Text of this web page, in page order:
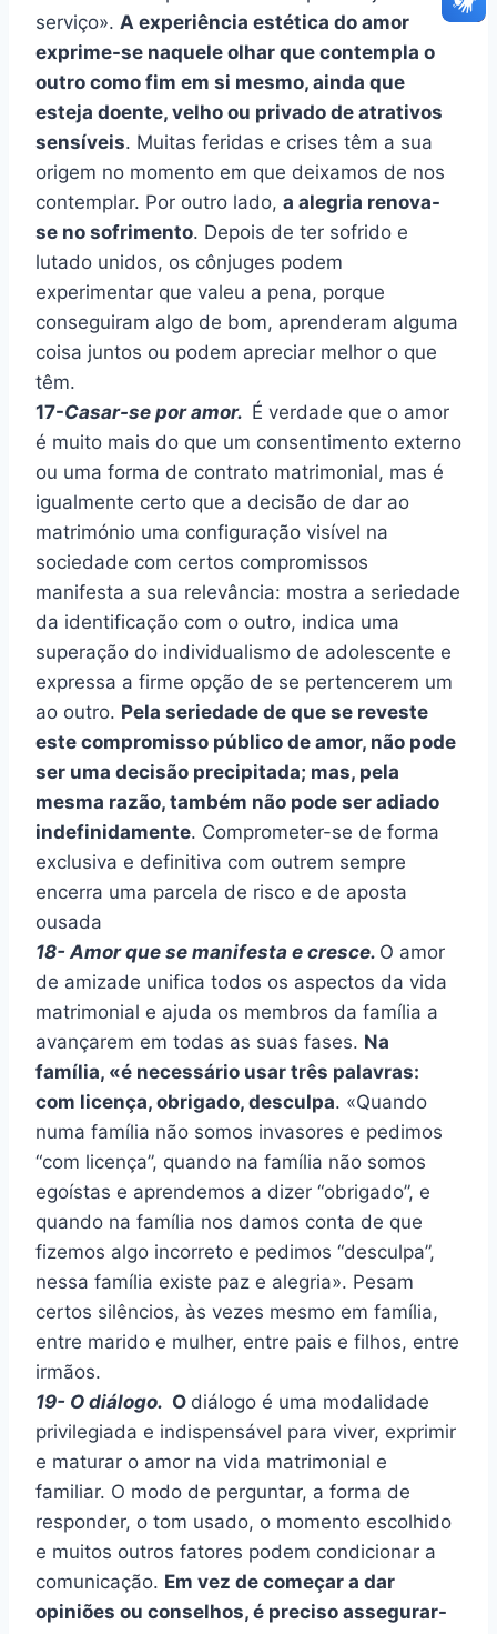
serviço». A experiência estética do amor
exprime-se naquele olhar que contempla o
outro como fim em si mesmo, ainda que
esteja doente, velho ou privado de atrativos
sensíveis. Muitas feridas e crises têm a sua
origem no momento em que deixamos de nos
contemplar. Por outro lado, a alegria renova-
se no sofrimento. Depois de ter sofrido e
lutado unidos, os cônjuges podem
experimentar que valeu a pena, porque
conseguiram algo de bom, aprenderam alguma
coisa juntos ou podem apreciar melhor o que
têm.
17-Casar-se por amor. É verdade que o amor
é muito mais do que um consentimento externo
ou uma forma de contrato matrimonial, mas é
igualmente certo que a decisão de dar ao
matrimónio uma configuração visível na
sociedade com certos compromissos
manifesta a sua relevância: mostra a seriedade
da identificação com o outro, indica uma
superação do individualismo de adolescente e
expressa a firme opção de se pertencerem um
ao outro. Pela seriedade de que se reveste
este compromisso público de amor, não pode
ser uma decisão precipitada; mas, pela
mesma razão, também não pode ser adiado
indefinidamente. Comprometer-se de forma
exclusiva e definitiva com outrem sempre
encerra uma parcela de risco e de aposta
ousada
18- Amor que se manifesta e cresce. O amor
de amizade unifica todos os aspectos da vida
matrimonial e ajuda os membros da família a
avançarem em todas as suas fases. Na
família, «é necessário usar três palavras:
com licença, obrigado, desculpa. «Quando
numa família não somos invasores e pedimos
“com licença”, quando na família não somos
egoístas e aprendemos a dizer “obrigado”, e
quando na família nos damos conta de que
fizemos algo incorreto e pedimos “desculpa”,
nessa família existe paz e alegria». Pesam
certos silêncios, às vezes mesmo em família,
entre marido e mulher, entre pais e filhos, entre
irmãos.
19- O diálogo. O diálogo é uma modalidade
privilegiada e indispensável para viver, exprimir
e maturar o amor na vida matrimonial e
familiar. O modo de perguntar, a forma de
responder, o tom usado, o momento escolhido
e muitos outros fatores podem condicionar a
comunicação. Em vez de começar a dar
opiniões ou conselhos, é preciso assegurar-